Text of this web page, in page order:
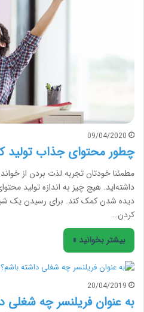
09/04/2020
چطور محتوای جذاب تولید
مطمئنا خودتان تجربه لذت بردن از
داشته‌اید. هیچ چیز به اندازه تولید
دیده شدن کمک کند. برای رسیدن یک
کردن…
بیشتر بخوانید »
20/04/2019
به عنوان فریلنسر چه